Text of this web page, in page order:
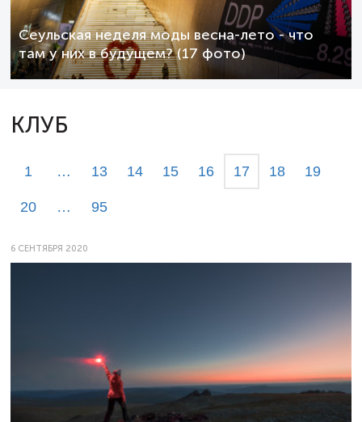
Сеульская неделя моды весна-лето - что
там у них в будущем? (17 фото)
КЛУБ
1 … 13 14 15 16 17 18 19
20 … 95
6 СЕНТЯБРЯ 2020